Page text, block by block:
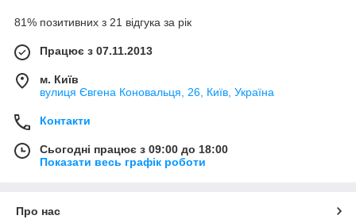
81% позитивних з 21 відгука за рік
Працює з 07.11.2013
м. Київ
вулиця Євгена Коновальця, 26, Київ, Україна
Контакти
Сьогодні працює з 09:00 до 18:00
Показати весь графік роботи
Про нас